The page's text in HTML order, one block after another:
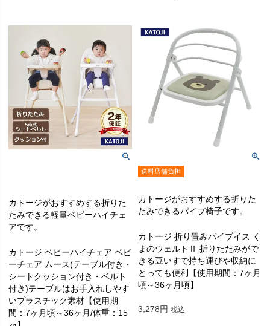
カトージがおすすめする折りた
たみできる軽量ベビーハイチェ
アです。
カトージ ベビーハイチェア ベビ
ーチェア ムース(テーブル付き・
シートクッション付き・ベルト
付き)テーブルはお手入れしやす
いプラスチック素材【使用期
間：7ヶ月頃～36ヶ月/体重：15
送料店舗負担
カトージがおすすめする折りた
たみできるパイプ椅子です。
カトージ 折り畳みパイプイス く
まのウェルトⅡ 折りたたみがで
きる豆いすで持ち運びや収納に
とっても便利【使用期間：7ヶ月
頃～36ヶ月頃】
3,278 税込